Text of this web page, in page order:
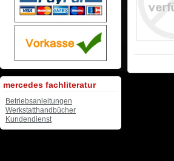
mercedes fachliteratur
Betriebsanleitungen
Werkstatthandbücher
Kundendienst